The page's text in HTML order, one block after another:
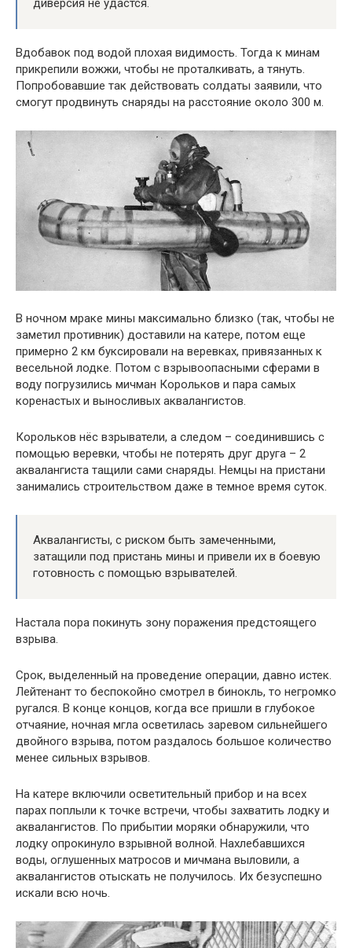
диверсия не удастся.
Вдобавок под водой плохая видимость. Тогда к минам
прикрепили вожжи, чтобы не проталкивать, а тянуть.
Попробовавшие так действовать солдаты заявили, что
смогут продвинуть снаряды на расстояние около 300 м.
В ночном мраке мины максимально близко (так, чтобы не
заметил противник) доставили на катере, потом еще
примерно 2 км буксировали на веревках, привязанных к
весельной лодке. Потом с взрывоопасными сферами в
воду погрузились мичман Корольков и пара самых
коренастых и выносливых аквалангистов.
Корольков нёс взрыватели, а следом – соединившись с
помощью веревки, чтобы не потерять друг друга – 2
аквалангиста тащили сами снаряды. Немцы на пристани
занимались строительством даже в темное время суток.
Аквалангисты, с риском быть замеченными,
затащили под пристань мины и привели их в боевую
готовность с помощью взрывателей.
Настала пора покинуть зону поражения предстоящего
взрыва.
Срок, выделенный на проведение операции, давно истек.
Лейтенант то беспокойно смотрел в бинокль, то негромко
ругался. В конце концов, когда все пришли в глубокое
отчаяние, ночная мгла осветилась заревом сильнейшего
двойного взрыва, потом раздалось большое количество
менее сильных взрывов.
На катере включили осветительный прибор и на всех
парах поплыли к точке встречи, чтобы захватить лодку и
аквалангистов. По прибытии моряки обнаружили, что
лодку опрокинуло взрывной волной. Нахлебавшихся
воды, оглушенных матросов и мичмана выловили, а
аквалангистов отыскать не получилось. Их безуспешно
искали всю ночь.